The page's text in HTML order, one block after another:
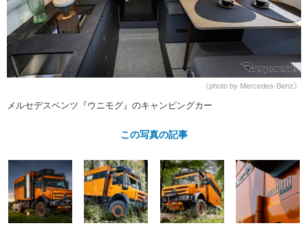
鈑金・塗装
ヘッドライト磨き コーティング
フィルム・ラッピング
小キズ直し
特集記事
ストップ 不具合修理＆粗悪修理
カーメーカー「旧車」関連プロジェ
クト
ショップレポート プロショップ検索
レストア
カーメーカー「旧車」関連プロジ
イベント
《photo by Mercedes-Benz》
メルセデスベンツ『ウニモグ』のキャンピングカー
この写真の記事